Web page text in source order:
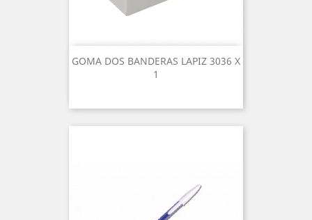
GOMA DOS BANDERAS LAPIZ 3036 X
1